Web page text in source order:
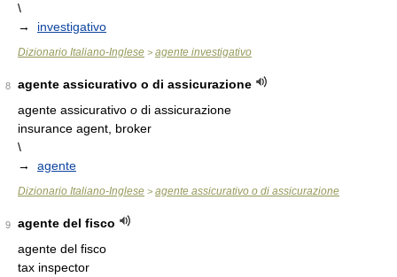
\
→ investigativo
Dizionario Italiano-Inglese > agente investigativo
8
agente assicurativo o di assicurazione
agente assicurativo o di assicurazione
insurance agent, broker
\
→ agente
Dizionario Italiano-Inglese > agente assicurativo o di assicurazione
9
agente del fisco
agente del fisco
tax inspector